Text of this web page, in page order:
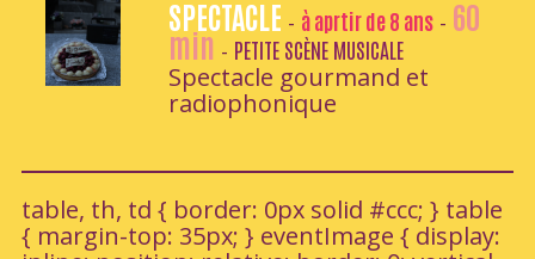
SPECTACLE - à aprtir de 8 ans- 60
min - PETITE SCÈNE MUSICALE
Spectacle gourmand et
radiophonique
table, th, td { border: 0px solid #ccc; } table
{ margin-top: 35px; } eventImage { display: